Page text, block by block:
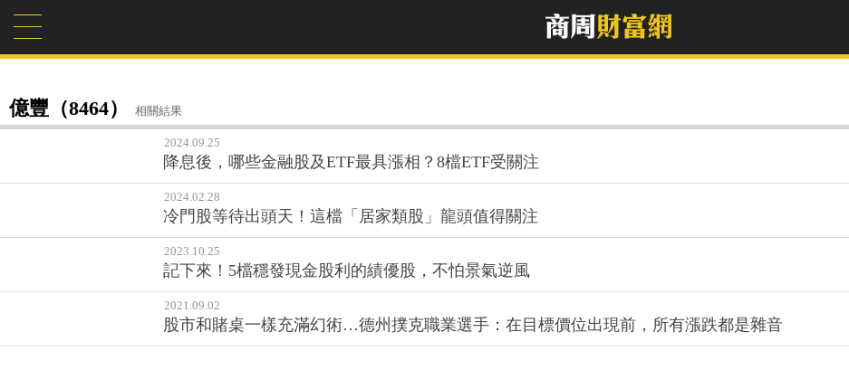
億豐（8464） 相關結果
2024.09.25
降息後，哪些金融股及ETF最具漲相？8檔ETF受關注
2024.02.28
冷門股等待出頭天！這檔「居家類股」龍頭值得關注
2023.10.25
記下來！5檔穩發現金股利的績優股，不怕景氣逆風
2021.09.02
股市和賭桌一樣充滿幻術…德州撲克職業選手：在目標價位出現前，所有漲跌都是雜音